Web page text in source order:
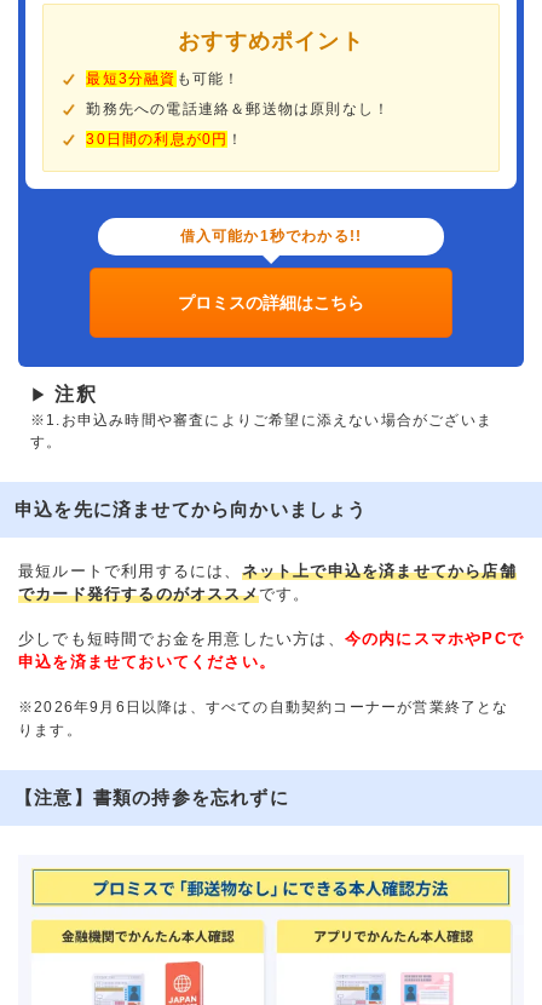
おすすめポイント
最短3分融資 も可能！
勤務先への電話連絡＆郵送物は原則なし！
30日間の利息が0円 ！
借入可能か1秒でわかる!!
プロミスの詳細はこちら
▶ 注釈
※1.お申込み時間や審査によりご希望に添えない場合がございま
す。
申込を先に済ませてから向かいましょう
最短ルートで利用するには、 ネット上で申込を済ませてから店舗
でカード発行するのがオススメです。
少しでも短時間でお金を用意したい方は、 今の内にスマホやPCで
申込を済ませておいてください。
※2026年9月6日以降は、すべての自動契約コーナーが営業終了とな
ります。
【注意】書類の持参を忘れずに